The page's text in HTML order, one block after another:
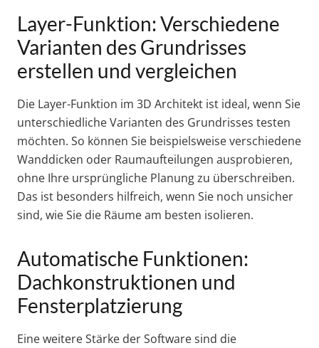
Layer-Funktion: Verschiedene
Varianten des Grundrisses
erstellen und vergleichen
Die Layer-Funktion im 3D Architekt ist ideal, wenn Sie
unterschiedliche Varianten des Grundrisses testen
möchten. So können Sie beispielsweise verschiedene
Wanddicken oder Raumaufteilungen ausprobieren,
ohne Ihre ursprüngliche Planung zu überschreiben.
Das ist besonders hilfreich, wenn Sie noch unsicher
sind, wie Sie die Räume am besten isolieren.
Automatische Funktionen:
Dachkonstruktionen und
Fensterplatzierung
Eine weitere Stärke der Software sind die